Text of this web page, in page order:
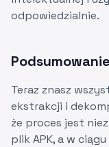
odpowiedzialnie.
Podsumowanie
Teraz znasz
ekstrakcji i
że proces jest
plik APK, a w